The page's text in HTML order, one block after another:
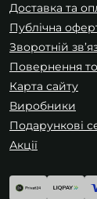
Доставка та
Публічна
Зворотній
Повернення
Карта сайту
Виробники
Подарункові
Акції